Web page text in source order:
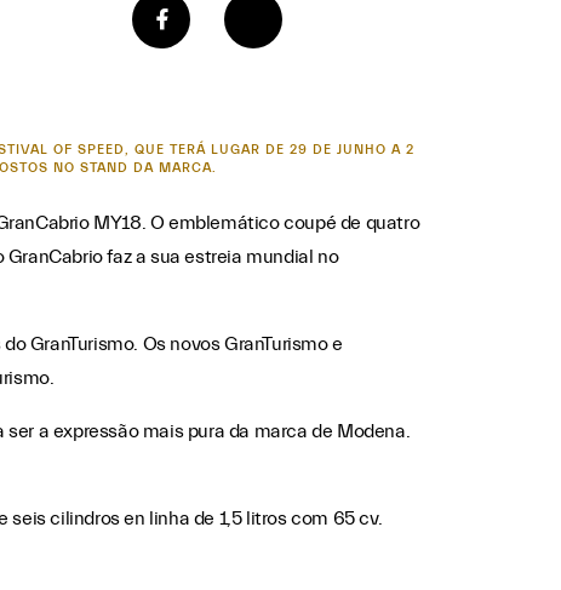
OF SPEED, QUE TERÁ LUGAR DE 29 DE JUNHO A 2
NO STAND DA MARCA.
MY18. O emblemático coupé de quatro
faz a sua estreia mundial no
GranTurismo. Os novos GranTurismo e
a expressão mais pura da marca de Modena.
cilindros en linha de 1,5 litros com 65 cv.